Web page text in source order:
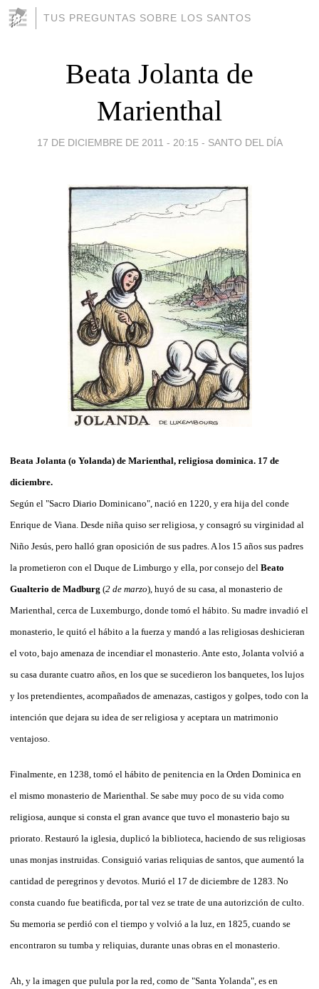
TUS PREGUNTAS SOBRE LOS SANTOS
Beata Jolanta de
Marienthal
17 DE DICIEMBRE DE 2011 - 20:15 - SANTO DEL DÍA
Beata Jolanta (o Yolanda) de Marienthal, religiosa dominica. 17 de
diciembre.
Según el "Sacro Diario Dominicano", nació en 1220, y era hija del conde
Enrique de Viana. Desde niña quiso ser religiosa, y consagró su virginidad al
Niño Jesús, pero halló gran oposición de sus padres. A los 15 años sus padres
la prometieron con el Duque de Limburgo y ella, por consejo del Beato
Gualterio de Madburg (2 de marzo), huyó de su casa, al monasterio de
Marienthal, cerca de Luxemburgo, donde tomó el hábito. Su madre invadió el
monasterio, le quitó el hábito a la fuerza y mandó a las religiosas deshicieran
el voto, bajo amenaza de incendiar el monasterio. Ante esto, Jolanta volvió a
su casa durante cuatro años, en los que se sucedieron los banquetes, los lujos
y los pretendientes, acompañados de amenazas, castigos y golpes, todo con la
intención que dejara su idea de ser religiosa y aceptara un matrimonio
ventajoso.
Finalmente, en 1238, tomó el hábito de penitencia en la Orden Dominica en
el mismo monasterio de Marienthal. Se sabe muy poco de su vida como
religiosa, aunque si consta el gran avance que tuvo el monasterio bajo su
priorato. Restauró la iglesia, duplicó la biblioteca, haciendo de sus religiosas
unas monjas instruidas. Consiguió varias reliquias de santos, que aumentó la
cantidad de peregrinos y devotos. Murió el 17 de diciembre de 1283. No
consta cuando fue beatificda, por tal vez se trate de una autorizción de culto.
Su memoria se perdió con el tiempo y volvió a la luz, en 1825, cuando se
encontraron su tumba y reliquias, durante unas obras en el monasterio.
Ah, y la imagen que pulula por la red, como de "Santa Yolanda", es en